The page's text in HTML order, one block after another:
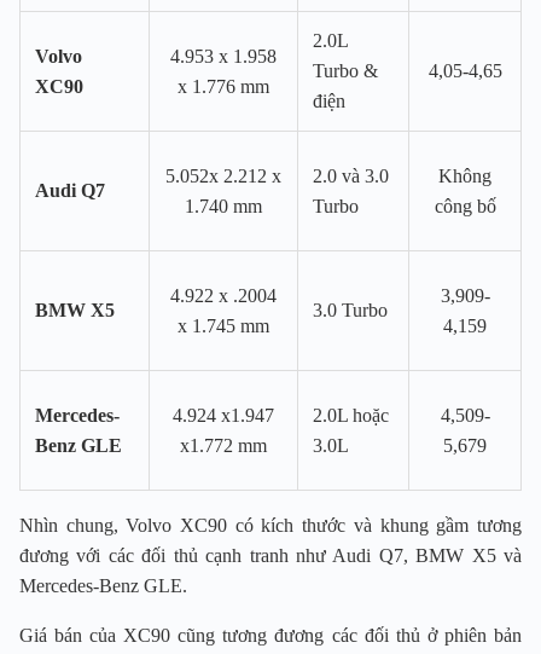
Volvo
XC90
4.953 x 1.958
x 1.776 mm
2.0L
Turbo &
điện
4,05-4,65
Audi Q7
5.052x 2.212 x
1.740 mm
2.0 và 3.0
Turbo
Không
công bố
BMW X5
4.922 x .2004
x 1.745 mm
3.0 Turbo
3,909-
4,159
Mercedes-
Benz GLE
4.924 x1.947
x1.772 mm
2.0L hoặc
3.0L
4,509-
5,679
Nhìn chung, Volvo XC90 có kích thước và khung gầm tương
đương với các đối thủ cạnh tranh như Audi Q7, BMW X5 và
Mercedes-Benz GLE.
Giá bán của XC90 cũng tương đương các đối thủ ở phiên bản